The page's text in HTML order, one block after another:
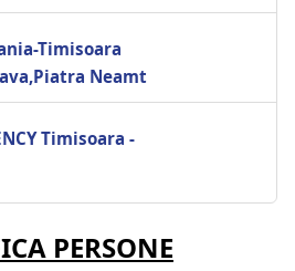
Timisoara
Neamt
Timisoara -
PERSONE